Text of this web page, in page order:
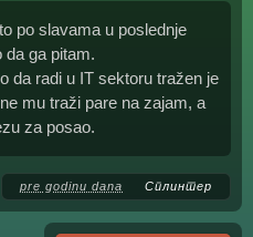
po slavama u poslednje
ga pitam.
da radi u IT sektoru tražen je
mu traži pare na zajam, a
za posao.
pre godinu dana Сплинтер